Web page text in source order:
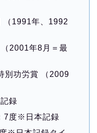
（1991年、1992
2001年8月＝最
別功労賞 （2009
録
7度※日本記録